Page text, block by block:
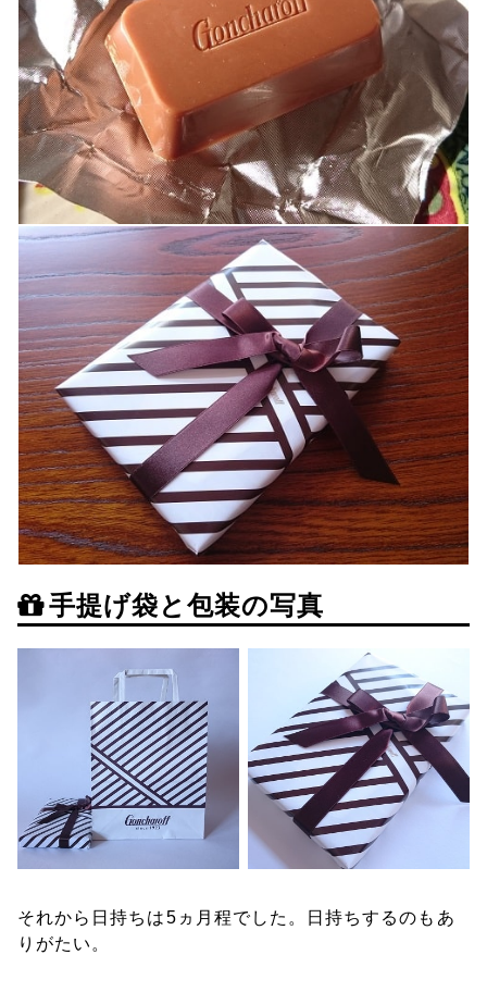
手提げ袋と包装の写真
それから日持ちは5ヵ月程でした。日持ちするのもあ
りがたい。